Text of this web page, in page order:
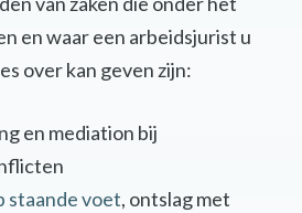
en waar een arbeidsjurist u
over kan geven zijn:
en mediation bij
staande voet, ontslag met